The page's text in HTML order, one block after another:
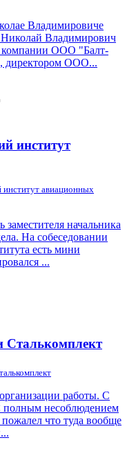
Владимировиче
Владимирович
компании ООО "Балт-
директором ООО...
институт
авиационных
начальника
На собеседовании
есть мини
...
работы. С
полным несоблюдением
пожалел что туда вообще